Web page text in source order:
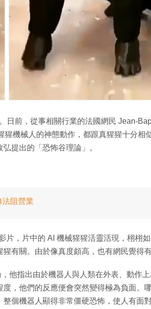
日前，從事相關行業的法國網民 Jean-
機械人的神態動作，都跟真猩猩十分相
提出的「恐怖谷理論」。
法阻營業
片，片中的 AI 機械猩猩活靈活現，栩栩
有關。由於像真度頗高，也有網民覺得有
他指出由於機器人與人類在外表、動作
，他們的反應便會突然變得極為負面。
個機器人顯得非常僵硬恐怖，使人有面